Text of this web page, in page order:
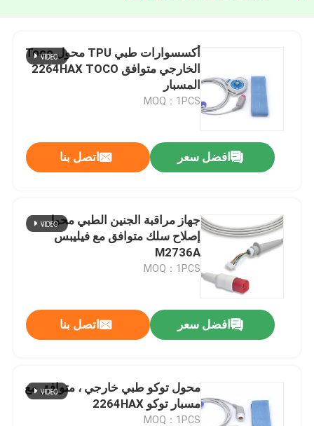
أكسسوارات طبي TPU محول Toco
الخارجي متوافق 2264HAX TOCO
المسبار
MOQ：1PCS
افضل سعر اتصل بنا
جهاز مراقبة الجنين الطبي محول
إصلاح سلك متوافق مع فيليبس
M2736A
MOQ：1PCS
افضل سعر اتصل بنا
محول توكو طبي خارجي ، متوافق مع
مسبار توكو 2264HAX
MOQ：1PCS